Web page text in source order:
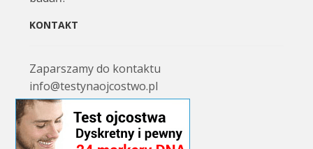
KONTAKT
Zaparszamy do kontaktu
info@testynaojcostwo.pl